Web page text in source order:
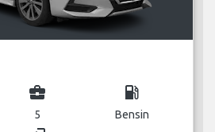
business_center
5
local_gas_station
Bensin